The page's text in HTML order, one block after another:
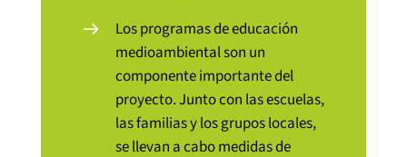
Los programas de educación
medioambiental son un
componente importante del
proyecto. Junto con las escuelas,
las familias y los grupos locales,
se llevan a cabo medidas de